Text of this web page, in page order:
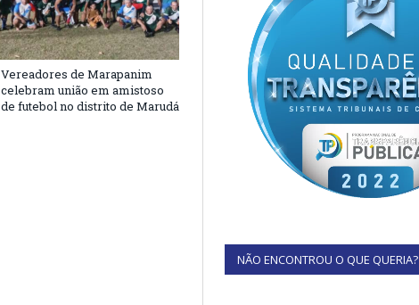
Vereadores de Marapanim
celebram união em amistoso
de futebol no distrito de Marudá
NÃO ENCONTROU O QUE QUERIA?